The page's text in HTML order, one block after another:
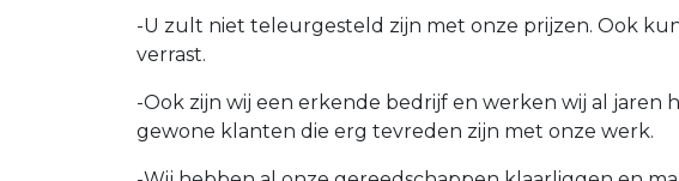
-U zult niet teleurgesteld zijn met onze prijzen. Ook
verrast.
-Ook zijn wij een erkende bedrijf en werken wij al
gewone klanten die erg tevreden zijn met onze werk.